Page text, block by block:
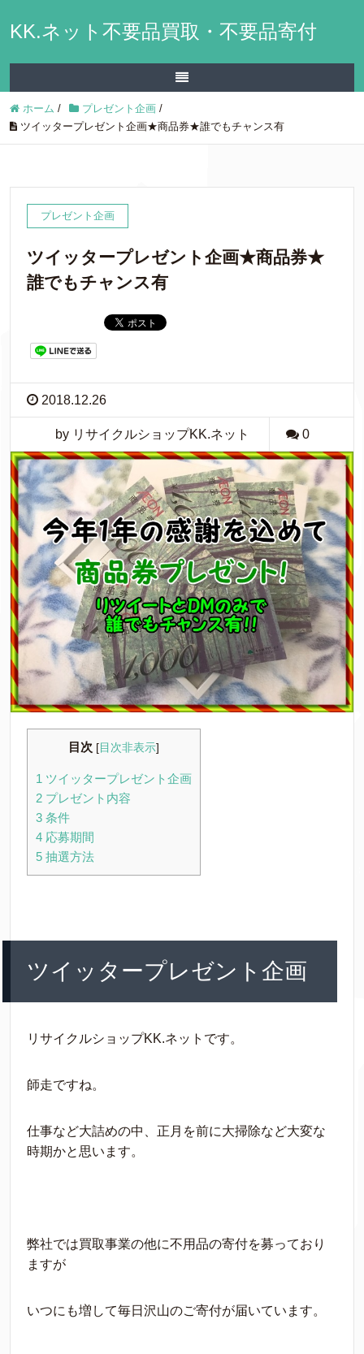
KK.ネット不要品買取・不要品寄付
ホーム / プレゼント企画 /
ツイッタープレゼント企画★商品券★誰でもチャンス有
プレゼント企画
ツイッタープレゼント企画★商品券★
誰でもチャンス有
2018.12.26
by リサイクルショップKK.ネット 0
目次 [ 目次非表示]
1 ツイッタープレゼント企画
2 プレゼント内容
3 条件
4 応募期間
5 抽選方法
ツイッタープレゼント企画
リサイクルショップKK.ネットです。
師走ですね。
仕事など大詰めの中、正月を前に大掃除など大変な
時期かと思います。
弊社では買取事業の他に不用品の寄付を募っており
ますが
いつにも増して毎日沢山のご寄付が届いています。